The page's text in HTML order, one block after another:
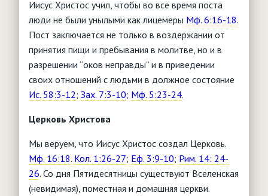
Иисус Христос учил, чтобы во все время поста
люди не были унылыми как лицемеры Мф. 6:16-18.
Пост заключается не только в воздержании от
принятия пищи и пребывания в молитве, но и в
разрешении “оков неправды” и в приведении
своих отношений с людьми в должное состояние
Ис. 58:3-12; Зах. 7:3-10; Мф. 5:23-24.
Церковь Христова
Мы веруем, что Иисус Христос создал Церковь.
Мф. 16:18. Кол. 1:26-27; Еф. 3:9-10; Рим. 14: 24-
26. Со дня Пятидесятницы существуют Вселенская
(невидимая), поместная и домашняя церкви.